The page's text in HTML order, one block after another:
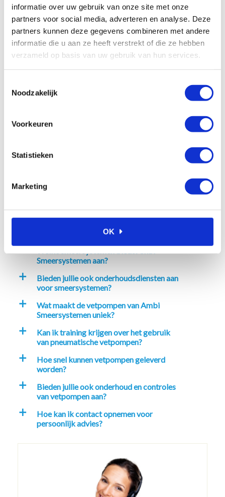
informatie over uw gebruik van onze site met onze
partners voor social media, adverteren en analyse. Deze
partners kunnen deze gegevens combineren met andere
informatie die u aan ze heeft verstrekt of die ze hebben
verzameld op basis van uw gebruik van hun services.
Noodzakelijk
Voorkeuren
Statistieken
Marketing
OK
SKF Vet LGEP 1 18Kg
Excl. btw
In winkelwagen
a
Hoe kan ik bij Ambi Smeersystemen
a
Kan ik advies krijgen over welk
smeersystemen in mijn industrie?
Smeersystemen aan?
a
Bieden jullie ook onderhoudsdiensten aan
voor smeersystemen?
a
Wat maakt de vetpompen van Ambi
Smeersystemen uniek?
a
Kan ik training krijgen over het gebruik
van pneumatische vetpompen?
a
Hoe snel kunnen vetpompen geleverd
worden?
a
Bieden jullie ook onderhoud en controles
van vetpompen aan?
a
Hoe kan ik contact opnemen voor
persoonlijk advies?